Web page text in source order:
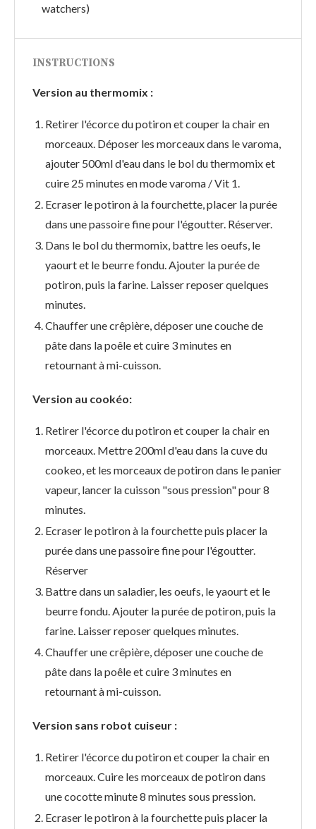
watchers)
INSTRUCTIONS
Version au thermomix :
Retirer l'écorce du potiron et couper la chair en
morceaux. Déposer les morceaux dans le varoma,
ajouter 500ml d'eau dans le bol du thermomix et
cuire 25 minutes en mode varoma / Vit 1.
Ecraser le potiron à la fourchette, placer la purée
dans une passoire fine pour l'égoutter. Réserver.
Dans le bol du thermomix, battre les oeufs, le
yaourt et le beurre fondu. Ajouter la purée de
potiron, puis la farine. Laisser reposer quelques
minutes.
Chauffer une crêpière, déposer une couche de
pâte dans la poêle et cuire 3 minutes en
retournant à mi-cuisson.
Version au cookéo:
Retirer l'écorce du potiron et couper la chair en
morceaux. Mettre 200ml d'eau dans la cuve du
cookeo, et les morceaux de potiron dans le panier
vapeur, lancer la cuisson "sous pression" pour 8
minutes.
Ecraser le potiron à la fourchette puis placer la
purée dans une passoire fine pour l'égoutter.
Réserver
Battre dans un saladier, les oeufs, le yaourt et le
beurre fondu. Ajouter la purée de potiron, puis la
farine. Laisser reposer quelques minutes.
Chauffer une crêpière, déposer une couche de
pâte dans la poêle et cuire 3 minutes en
retournant à mi-cuisson.
Version sans robot cuiseur :
Retirer l'écorce du potiron et couper la chair en
morceaux. Cuire les morceaux de potiron dans
une cocotte minute 8 minutes sous pression.
Ecraser le potiron à la fourchette puis placer la